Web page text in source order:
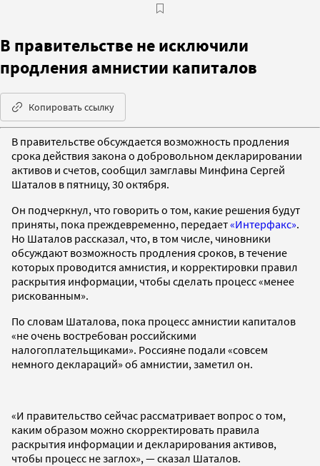
В правительстве не исключили
продления амнистии капиталов
Копировать ссылку
В правительстве обсуждается возможность продления
срока действия закона о добровольном декларировании
активов и счетов, сообщил замглавы Минфина Сергей
Шаталов в пятницу, 30 октября.
Он подчеркнул, что говорить о том, какие решения будут
приняты, пока преждевременно, передает«Интерфакс».
Но Шаталов рассказал, что, в том числе, чиновники
обсуждают возможность продления сроков, в течение
которых проводится амнистия, и корректировки правил
раскрытия информации, чтобы сделать процесс «менее
рискованным».
По словам Шаталова, пока процесс амнистии капиталов
«не очень востребован российскими
налогоплательщиками». Россияне подали «совсем
немного деклараций» об амнистии, заметил он.
«И правительство сейчас рассматривает вопрос о том,
каким образом можно скорректировать правила
раскрытия информации и декларирования активов,
чтобы процесс не заглох», — сказал Шаталов.